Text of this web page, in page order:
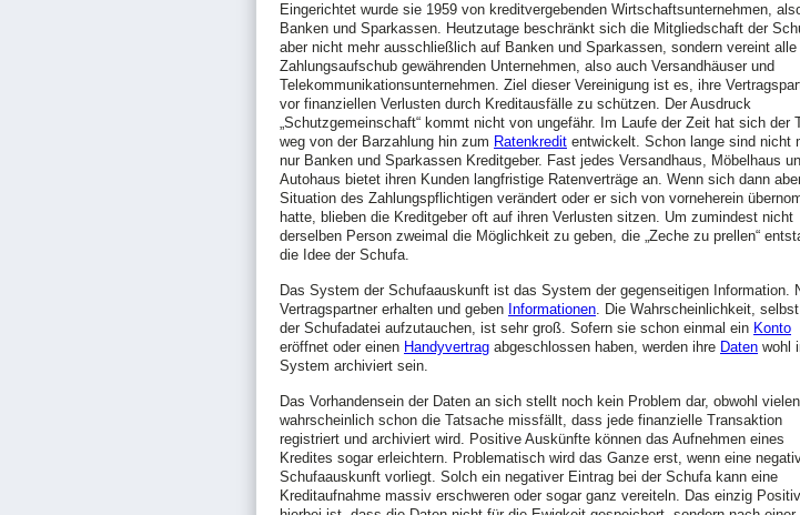
Eingerichtet wurde sie 1959 von kreditvergebenden Wirtschaftsunternehmen,
Banken und Sparkassen. Heutzutage beschränkt sich die Mitgliedschaft der
aber nicht mehr ausschließlich auf Banken und Sparkassen, sondern vereint alle
Zahlungsaufschub gewährenden Unternehmen, also auch Versandhäuser und
Telekommunikationsunternehmen. Ziel dieser Vereinigung ist es, ihre
vor finanziellen Verlusten durch Kreditausfälle zu schützen. Der Ausdruck
„Schutzgemeinschaft“ kommt nicht von ungefähr. Im Laufe der Zeit hat sich der
weg von der Barzahlung hin zum Ratenkredit entwickelt. Schon lange sind nicht
nur Banken und Sparkassen Kreditgeber. Fast jedes Versandhaus, Möbelhaus
Autohaus bietet ihren Kunden langfristige Ratenverträge an. Wenn sich dann
Situation des Zahlungspflichtigen verändert oder er sich von vorneherein
hatte, blieben die Kreditgeber oft auf ihren Verlusten sitzen. Um zumindest nicht
derselben Person zweimal die Möglichkeit zu geben, die „Zeche zu prellen“
die Idee der Schufa.
Das System der Schufaauskunft ist das System der gegenseitigen Information.
Vertragspartner erhalten und geben Informationen. Die Wahrscheinlichkeit,
der Schufadatei aufzutauchen, ist sehr groß. Sofern sie schon einmal ein Konto
eröffnet oder einen Handyvertrag abgeschlossen haben, werden ihre Daten wohl
System archiviert sein.
Das Vorhandensein der Daten an sich stellt noch kein Problem dar, obwohl vielen
wahrscheinlich schon die Tatsache missfällt, dass jede finanzielle Transaktion
registriert und archiviert wird. Positive Auskünfte können das Aufnehmen eines
Kredites sogar erleichtern. Problematisch wird das Ganze erst, wenn eine
Schufaauskunft vorliegt. Solch ein negativer Eintrag bei der Schufa kann eine
Kreditaufnahme massiv erschweren oder sogar ganz vereiteln. Das einzig